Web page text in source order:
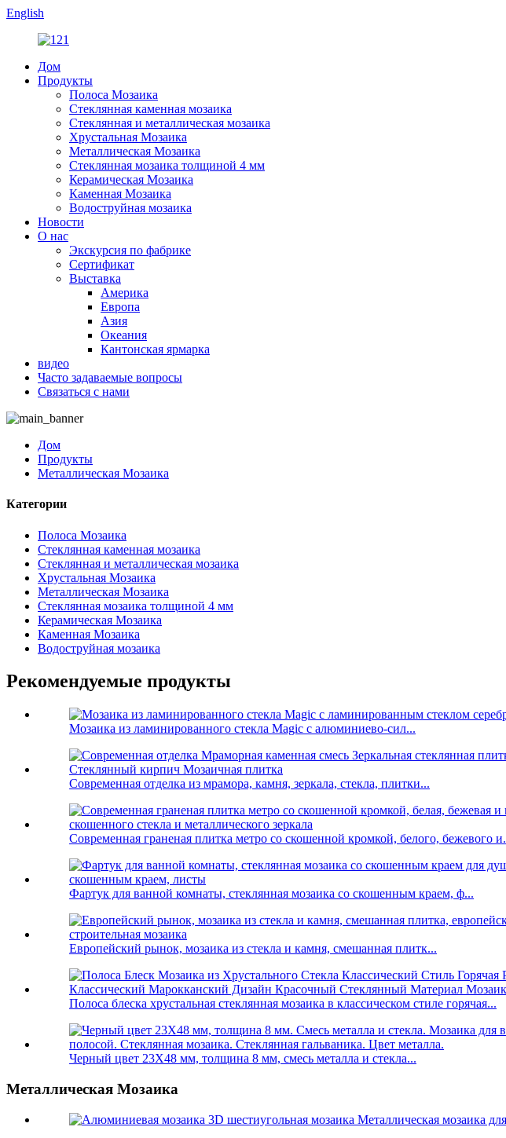
English
Дом
Продукты
Полоса Мозаика
Стеклянная каменная мозаика
Стеклянная и металлическая мозаика
Хрустальная Мозаика
Металлическая Мозаика
Стеклянная мозаика толщиной 4 мм
Керамическая Мозаика
Каменная Мозаика
Водоструйная мозаика
Новости
О нас
Экскурсия по фабрике
Сертификат
Выставка
Америка
Европа
Азия
Океания
Кантонская ярмарка
видео
Часто задаваемые вопросы
Связаться с нами
Дом
Продукты
Металлическая Мозаика
Категории
Полоса Мозаика
Стеклянная каменная мозаика
Стеклянная и металлическая мозаика
Хрустальная Мозаика
Металлическая Мозаика
Стеклянная мозаика толщиной 4 мм
Керамическая Мозаика
Каменная Мозаика
Водоструйная мозаика
Рекомендуемые продукты
Мозаика из ламинированного стекла Magic с алюминиево-сил...
Современная отделка из мрамора, камня, зеркала, стекла, плитки...
Современная граненая плитка метро со скошенной кромкой, белого, бежевого
Фартук для ванной комнаты, стеклянная мозаика со скошенным краем, ф...
Европейский рынок, мозаика из стекла и камня, смешанная плитк...
Полоса блеска хрустальная стеклянная мозаика в классическом стиле горячая...
Черный цвет 23X48 мм, толщина 8 мм, смесь металла и стекла...
Металлическая Мозаика